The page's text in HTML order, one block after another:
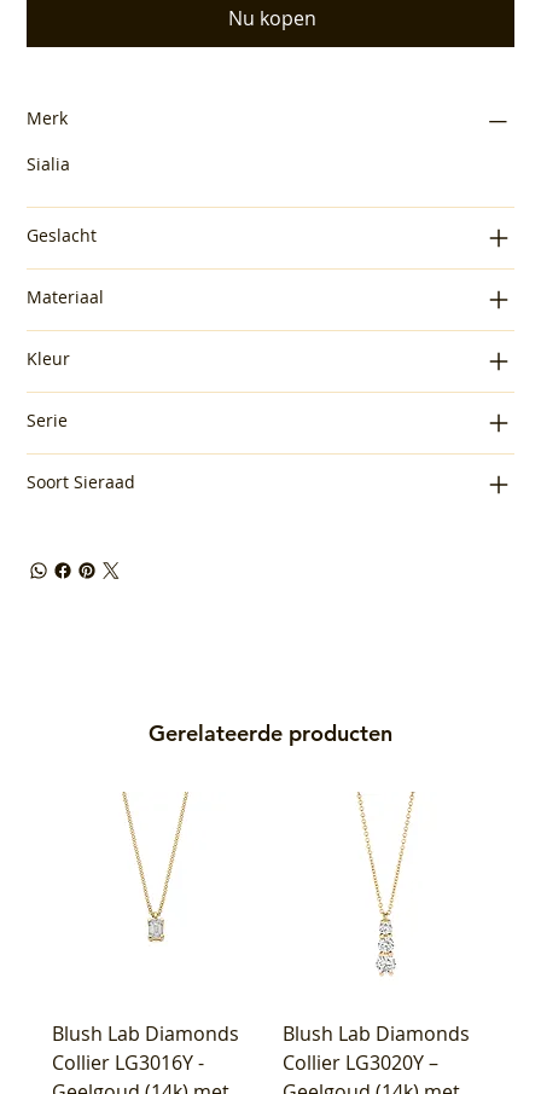
Nu kopen
Merk
Sialia
Geslacht
Materiaal
Kleur
Serie
Soort Sieraad
Gerelateerde producten
Blush Lab Diamonds
Collier LG3016Y -
Blush Lab Diamonds
Collier LG3020Y –